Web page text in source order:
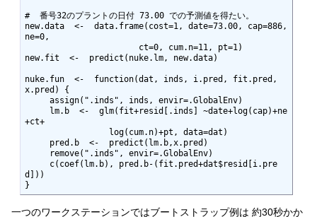
#  番号32のプラントの日付 73.00 での予測値を得たい。
new.data  <-  data.frame(cost=1, date=73.00, cap=886,
ne=0,
new.fit  <-  predict(nuke.lm, new.data)
nuke.fun  <-  function(dat, inds, i.pred, fit.pred,
x.pred) {
+ct+
d]))
}
一つのワークステーションではブートストラップ例は 約30秒かか